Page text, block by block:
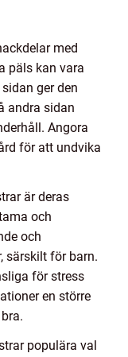
med
päls kan vara
ger den
andra sidan
Angora
för att undvika
är deras
och
och
särskilt för barn.
för stress
en större
populära val